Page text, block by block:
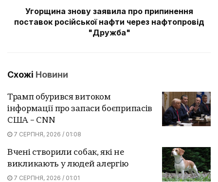
Угорщина знову заявила про припинення
поставок російської нафти через нафтопровід
"Дружба"
Схожі Новини
Трамп обурився витоком
інформації про запаси боєприпасів
США – CNN
7 СЕРПНЯ, 2026 / 01:08
Вчені створили собак, які не
викликають у людей алергію
7 СЕРПНЯ, 2026 / 01:01